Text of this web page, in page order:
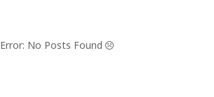
Error: No Posts Found